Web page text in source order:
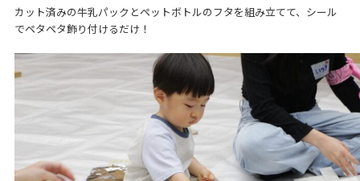
カット済みの牛乳パックとペットボトルのフタを組み立てて、シール
でペタペタ飾り付けるだけ！